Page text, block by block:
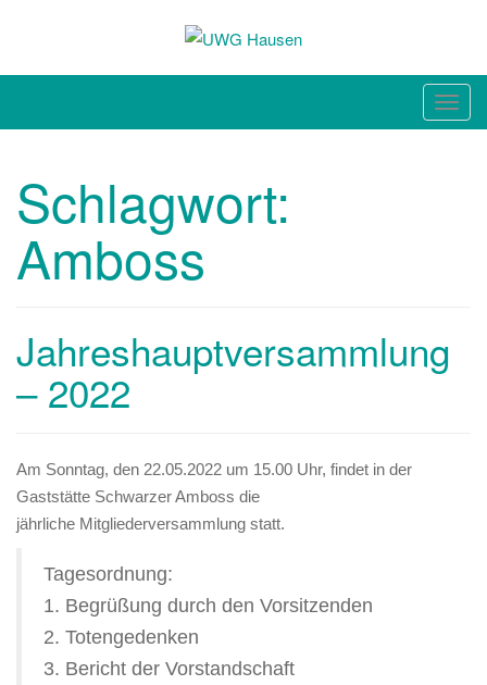
unabhängig. sachlich. bürgernah.
Schlagwort:
Amboss
Jahreshauptversammlung
– 2022
Am Sonntag, den 22.05.2022 um 15.00 Uhr, findet in der
Gaststätte Schwarzer Amboss die
jährliche Mitgliederversammlung statt.
Tagesordnung:
1. Begrüßung durch den Vorsitzenden
2. Totengedenken
3. Bericht der Vorstandschaft